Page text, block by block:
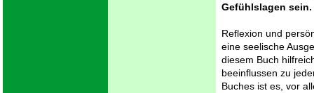
Gefühlslagen sein.
Reflexion und
eine seelische
diesem Buch
beeinflussen zu
Buches ist es, vor